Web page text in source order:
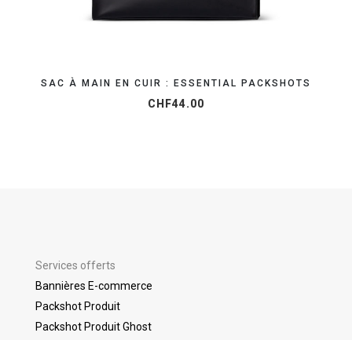
SAC À MAIN EN CUIR : ESSENTIAL PACKSHOTS
CHF44.00
Services offerts
Bannières E-commerce
Packshot Produit
Packshot Produit Ghost